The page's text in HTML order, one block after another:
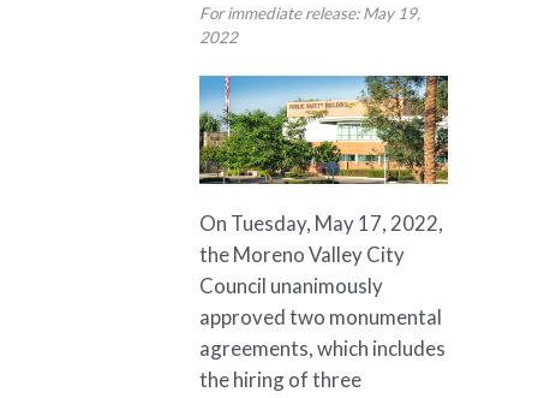
For immediate release: May 19,
2022
On Tuesday, May 17, 2022,
the Moreno Valley City
Council unanimously
approved two monumental
agreements, which includes
the hiring of three